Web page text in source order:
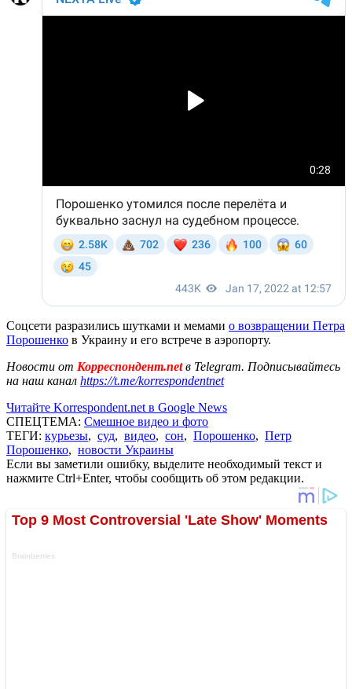
Соцсети разразились шутками и мемами о возвращении Петра
Порошенко в Украину и его встрече в аэропорту.
Новости от Корреспондент.netв Telegram. Подписывайтесь
на наш канал https://t.me/korrespondentnet
Читайте Korrespondent.net в Google News
СПЕЦТЕМА: Смешное видео и фото
ТЕГИ: курьезы, суд, видео, сон, Порошенко, Петр
Порошенко, новости Украины
Если вы заметили ошибку, выделите необходимый текст и
нажмите Ctrl+Enter, чтобы сообщить об этом редакции.